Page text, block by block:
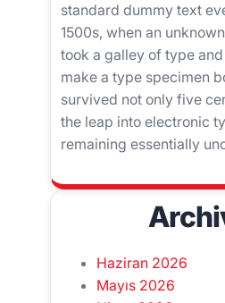
standard dummy text
1500s, when an
took a galley of type
make a type specimen
survived not only five
the leap into electronic
remaining essentially
Haziran 2026
Mayıs 2026